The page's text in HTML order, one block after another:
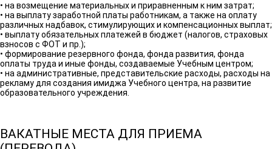
• на возмещение материальных и приравненным к ним затрат;
• на выплату заработной платы работникам, а также на оплату
различных надбавок, стимулирующих и компенсационных выплат;
• выплату обязательных платежей в бюджет (налогов, страховых
взносов с ФОТ и пр.);
• формирование резервного фонда, фонда развития, фонда
оплаты труда и иные фонды, создаваемые Учебным центром;
• на административные, представительские расходы, расходы на
рекламу для создания имиджа Учебного центра, на развитие
образовательного учреждения.
ВАКАТНЫЕ МЕСТА ДЛЯ ПРИЕМА